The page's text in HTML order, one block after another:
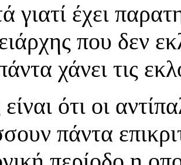
γιατί έχει
που δεν
χάνει τις
ότι οι
πάντα